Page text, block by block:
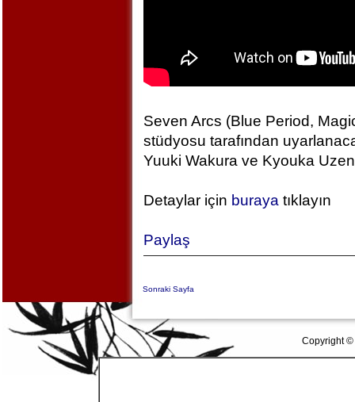
Seven Arcs (Blue Period,
stüdyosu tarafından
Yuuki Wakura ve Kyouka
Detaylar için buraya tıklayın
Paylaş
Sonraki Sayfa
Copyright ©